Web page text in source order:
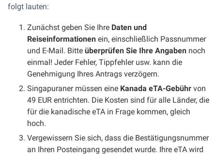
folgt lauten:
Zunächst geben Sie Ihre Daten und
Reiseinformationen ein, einschließlich Passnummer
und E-Mail. Bitte überprüfen Sie Ihre Angaben noch
einmal! Jeder Fehler, Tippfehler usw. kann die
Genehmigung Ihres Antrags verzögern.
Singapuraner müssen eine Kanada eTA-Gebühr von
49 EUR entrichten. Die Kosten sind für alle Länder, die
für die kanadische eTA in Frage kommen, gleich
hoch.
Vergewissern Sie sich, dass die Bestätigungsnummer
an Ihren Posteingang gesendet wurde. Ihre eTA wird